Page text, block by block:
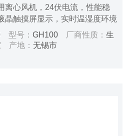
离心风机，24伏电流，性能稳
晶触摸屏显示，实时温湿度环境
度环境监控及一体化报警系统。
型号：GH100 厂商性质：生
产地： 无锡市